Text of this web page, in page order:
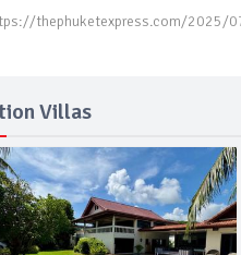
thephuketexpress.com/2025/
Villas